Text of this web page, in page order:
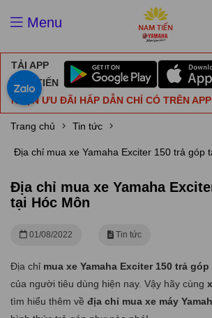
Menu
TẢI APP
NAM TIẾN
NHẬN ƯU ĐÃI HẤP DẪN CHỈ CÓ TRÊN APP
Trang chủ Tin tức
Địa chỉ mua xe Yamaha Exciter 150 trả góp
Địa chỉ mua xe Yamaha
tại Hóc Môn
01/08/2022 Tin tức
Địa chỉ mua xe Yamaha Exciter 150 trả góp
của người tiêu dùng hiện nay. Vậy hãy cùng
tìm hiểu thêm về địa chỉ mua xe máy